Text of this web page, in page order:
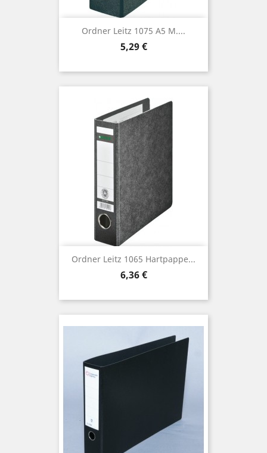
Ordner Leitz 1075 A5 M....
Preis
5,29 €
Ordner Leitz 1065 Hartpappe...
Preis
6,36 €